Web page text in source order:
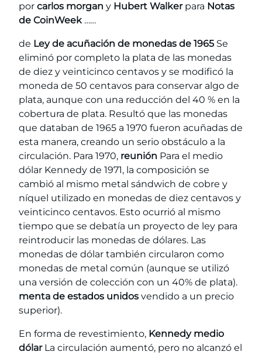
por carlos morgan y Hubert Walkerpara Notas
de CoinWeek……
de Ley de acuñación de monedas de 1965 Se
eliminó por completo la plata de las monedas
de diez y veinticinco centavos y se modificó la
moneda de 50 centavos para conservar algo de
plata, aunque con una reducción del 40 % en la
cobertura de plata. Resultó que las monedas
que databan de 1965 a 1970 fueron acuñadas de
esta manera, creando un serio obstáculo a la
circulación. Para 1970, reunión Para el medio
dólar Kennedy de 1971, la composición se
cambió al mismo metal sándwich de cobre y
níquel utilizado en monedas de diez centavos y
veinticinco centavos. Esto ocurrió al mismo
tiempo que se debatía un proyecto de ley para
reintroducir las monedas de dólares. Las
monedas de dólar también circularon como
monedas de metal común (aunque se utilizó
una versión de colección con un 40% de plata).
menta de estados unidos vendido a un precio
superior).
En forma de revestimiento, Kennedy medio
dólarLa circulación aumentó, pero no alcanzó el